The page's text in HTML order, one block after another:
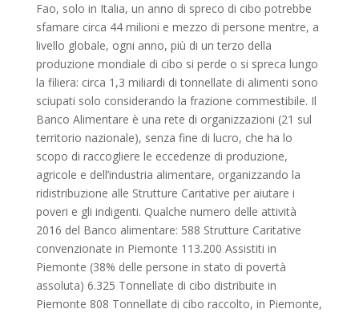
Fao, solo in Italia, un anno di spreco di cibo potrebbe
sfamare circa 44 milioni e mezzo di persone mentre, a
livello globale, ogni anno, più di un terzo della
produzione mondiale di cibo si perde o si spreca lungo
la filiera: circa 1,3 miliardi di tonnellate di alimenti sono
sciupati solo considerando la frazione commestibile. Il
Banco Alimentare è una rete di organizzazioni (21 sul
territorio nazionale), senza fine di lucro, che ha lo
scopo di raccogliere le eccedenze di produzione,
agricole e dell’industria alimentare, organizzando la
ridistribuzione alle Strutture Caritative per aiutare i
poveri e gli indigenti. Qualche numero delle attività
2016 del Banco alimentare: 588 Strutture Caritative
convenzionate in Piemonte 113.200 Assistiti in
Piemonte (38% delle persone in stato di povertà
assoluta) 6.325 Tonnellate di cibo distribuite in
Piemonte 808 Tonnellate di cibo raccolto, in Piemonte,